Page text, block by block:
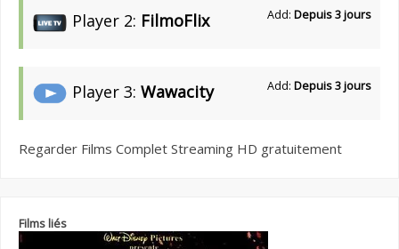
Player 2: FilmoFlix Add: Depuis 3 jours
Player 3: Wawacity Add: Depuis 3 jours
Regarder Films Complet Streaming HD gratuitement
Films liés